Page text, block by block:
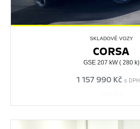
SKLADOVÉ VOZY
CORSA
GSE 207 kW ( 280 k)
1 157 990 Kč s DPH